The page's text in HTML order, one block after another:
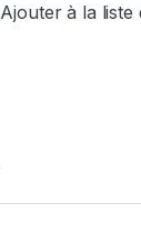
Ajouter à la liste